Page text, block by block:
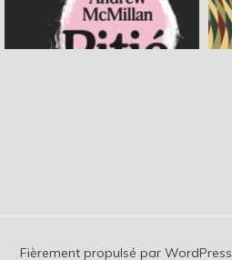
Fièrement propulsé par WordPress